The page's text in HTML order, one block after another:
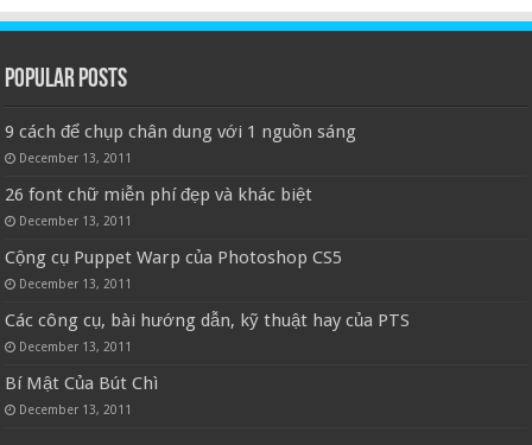
Popular Posts
9 cách để chụp chân dung với 1 nguồn sáng
December 13, 2011
26 font chữ miễn phí đẹp và khác biệt
December 13, 2011
Cộng cụ Puppet Warp của Photoshop CS5
December 13, 2011
Các công cụ, bài hướng dẫn, kỹ thuật hay của PTS
December 13, 2011
Bí Mật Của Bút Chì
December 13, 2011